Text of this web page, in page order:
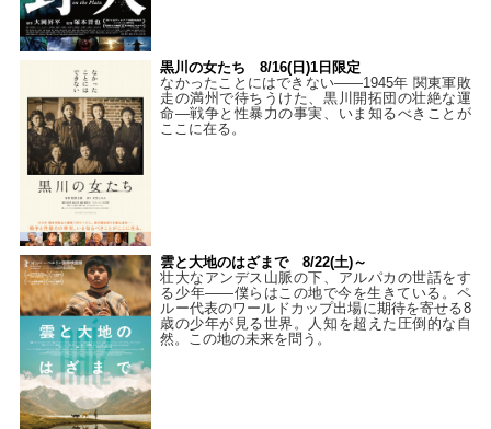
黒川の女たち 8/16(日)1日限定
なかったことにはできない——1945年 関東軍敗
走の満州で待ちうけた、黒川開拓団の壮絶な運
命―戦争と性暴力の事実、いま知るべきことが
ここに在る。
雲と大地のはざまで 8/22(土)～
壮大なアンデス山脈の下、アルパカの世話をす
る少年――僕らはこの地で今を生きている。ペ
ルー代表のワールドカップ出場に期待を寄せる8
歳の少年が見る世界。人知を超えた圧倒的な自
然。この地の未来を問う。